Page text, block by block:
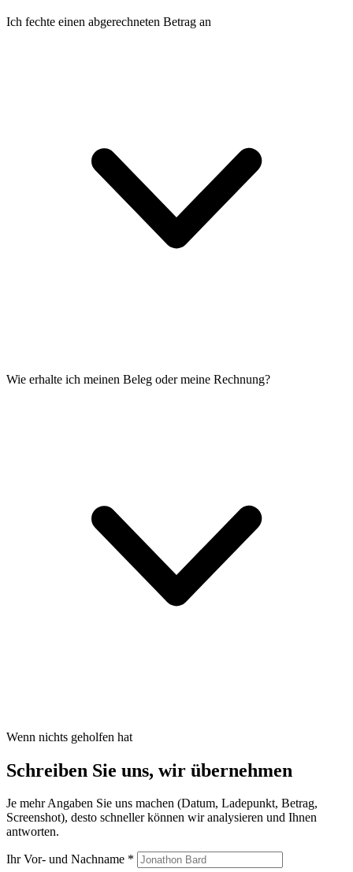
Ich fechte einen abgerechneten Betrag an
Wie erhalte ich meinen Beleg oder meine Rechnung?
Wenn nichts geholfen hat
Schreiben Sie uns, wir übernehmen
Je mehr Angaben Sie uns machen (Datum, Ladepunkt, Betrag,
Screenshot), desto schneller können wir analysieren und Ihnen
antworten.
Ihr Vor- und Nachname *